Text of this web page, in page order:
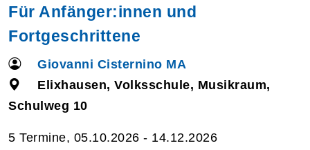
Für Anfänger:innen und
Fortgeschrittene
Giovanni Cisternino MA
Elixhausen, Volksschule, Musikraum,
Schulweg 10
5 Termine, 05.10.2026 - 14.12.2026